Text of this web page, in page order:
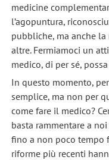
medicine
l’agopuntura,
pubbliche, ma anche
altre. Fermiamoci un
medico, di per sé,
In questo momento,
semplice, ma non per
come fare il medico?
basta rammentare a
fino a non poco tempo
riforme più recenti